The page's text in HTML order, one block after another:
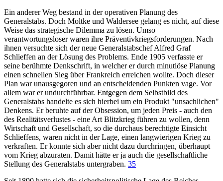
Ein anderer Weg bestand in der operativen Planung des
Generalstabs. Doch Moltke und Waldersee gelang es nicht, auf diese
Weise das strategische Dilemma zu lösen. Umso
verantwortungsloser waren ihre Präventivkriegsforderungen. Nach
ihnen versuchte sich der neue Generalstabschef Alfred Graf
Schlieffen an der Lösung des Problems. Ende 1905 verfasste er
seine berühmte Denkschrift, in welcher er durch minutiöse Planung
einen schnellen Sieg über Frankreich erreichen wollte. Doch dieser
Plan war unausgegoren und an entscheidenden Punkten vage. Vor
allem war er undurchführbar. Entgegen dem Selbstbild des
Generalstabs handelte es sich hierbei um ein Produkt "unsachlichen"
Denkens. Er beruhte auf der Obsession, um jeden Preis - auch den
des Realitätsverlustes - eine Art Blitzkrieg führen zu wollen, denn
Wirtschaft und Gesellschaft, so die durchaus berechtigte Einsicht
Schlieffens, waren nicht in der Lage, einen langwierigen Krieg zu
verkraften. Er konnte sich aber nicht dazu durchringen, überhaupt
vom Krieg abzuraten. Damit hätte er ja auch die gesellschaftliche
Stellung des Generalstabs untergraben. 35